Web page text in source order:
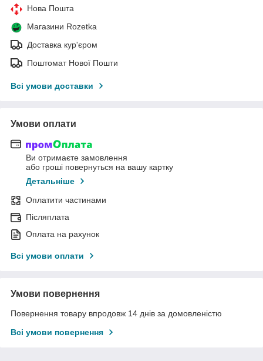
Нова Пошта
Магазини Rozetka
Доставка кур'єром
Поштомат Нової Пошти
Всі умови доставки
Умови оплати
Ви отримаєте замовлення
або гроші повернуться на вашу картку
Детальніше
Оплатити частинами
Післяплата
Оплата на рахунок
Всі умови оплати
Умови повернення
Повернення товару впродовж 14 днів за домовленістю
Всі умови повернення